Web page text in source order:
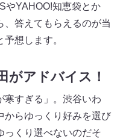
やYAHOO!知恵袋とか
、答えてもらえるのが当
想します。
がアドバイス！
寒すぎる」。渋谷いわ
からゆっくり好みを選び
っくり選べないのだそ